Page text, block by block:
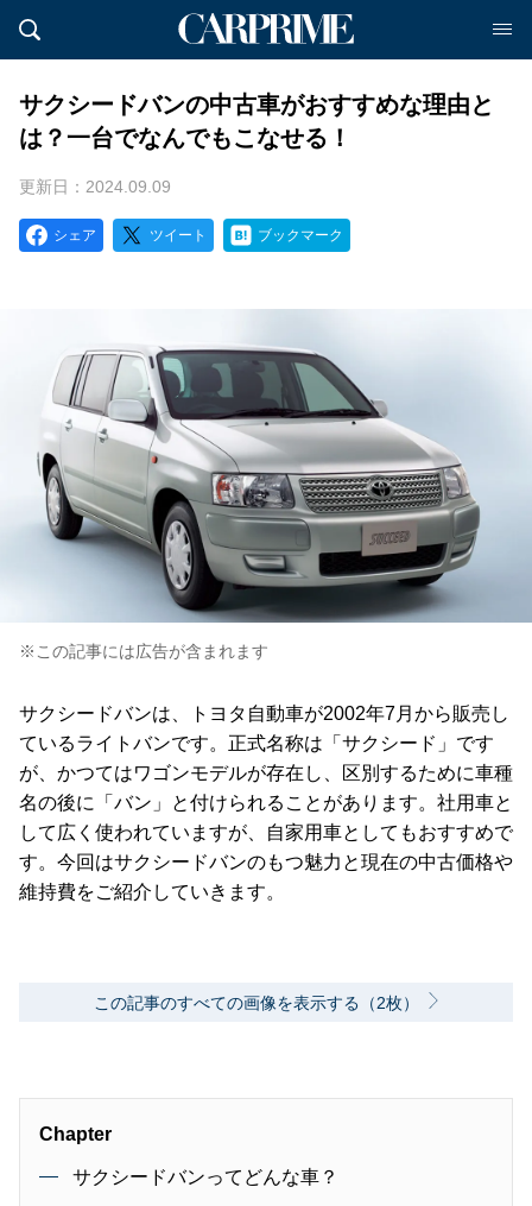
サクシードバンの中古車がおすすめな理由と
は？一台でなんでもこなせる！
更新日：2024.09.09
シェア ツイート ブックマーク
※この記事には広告が含まれます
サクシードバンは、トヨタ自動車が2002年7月から販売し
ているライトバンです。正式名称は「サクシード」です
が、かつてはワゴンモデルが存在し、区別するために車種
名の後に「バン」と付けられることがあります。社用車と
して広く使われていますが、自家用車としてもおすすめで
す。今回はサクシードバンのもつ魅力と現在の中古価格や
維持費をご紹介していきます。
この記事のすべての画像を表示する（2枚）
Chapter
サクシードバンってどんな車？